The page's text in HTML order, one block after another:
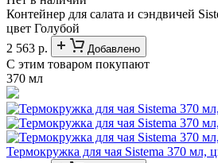
Контейнер для салата и сэндвичей
цвет Голубой
2 563 р.
Добавлено
С этим товаром покупают
370 мл
Термокружка для чая Sistema 370 мл,